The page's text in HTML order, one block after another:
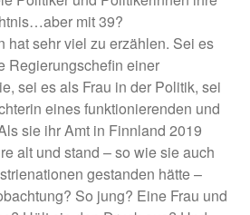
mit 39?
hat sehr viel zu erzählen. Sei es
Regierungschefin einer
sei es als Frau in der Politik, sei
eines funktionierenden und
sie ihr Amt in Finnland 2019
alt und stand – so wie sie auch
gestanden hätte –
So jung? Eine Frau und